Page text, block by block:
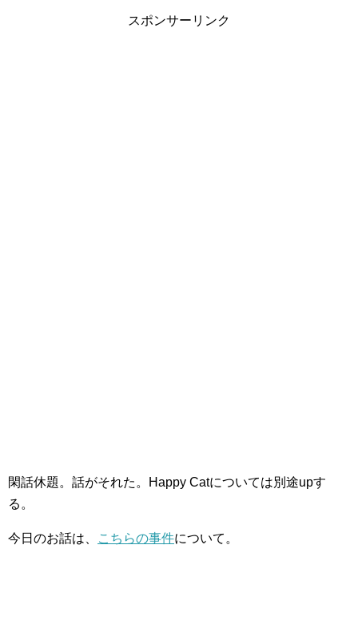
スポンサーリンク
閑話休題。話がそれた。Happy Catについては別途upす
る。
今日のお話は、 こちらの事件について。